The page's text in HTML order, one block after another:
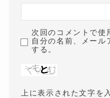
次回のコメントで使
自分の名前、メール
する。
上に表示された文字を